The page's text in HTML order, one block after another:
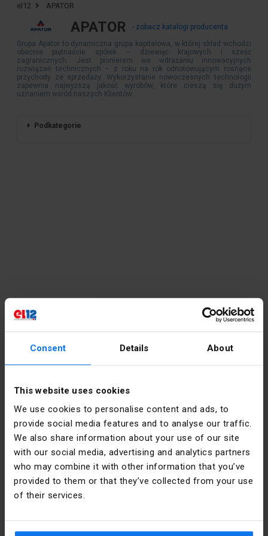
Consent Details About
This website uses cookies
We use cookies to personalise content and ads, to
provide social media features and to analyse our traffic.
We also share information about your use of our site
with our social media, advertising and analytics partners
who may combine it with other information that you’ve
provided to them or that they’ve collected from your use
of their services.
el12 APATOR
APATOR - zobacz katalogi producenta
Grupa Apator to dynamiczna grupa kapitałowa, w której skład wchodzi
obecnie piętnaście spółek – dziewięć krajowych i sześć
zagranicznych. Jest pionierem we wdrażaniu innowacyjnych
rozwiązań technicznych – z roku na rok odnotowującym rosnące
przychody ze sprzedaży. Wykorzystanie nowoczesnych technologii
zapewnia najwyższą jakość wyrobów, które cieszą się dużym
uznaniem wśród naszych Klientów
Podkategorie
Kontakt
poniedziałek - piątek:
17:00
tel.:12 269 12 12
email:info@el12.pl
obsługa zamówień:
poniedziałek - piątek: 7:00 -
15:00
email:esklep@el12.pl